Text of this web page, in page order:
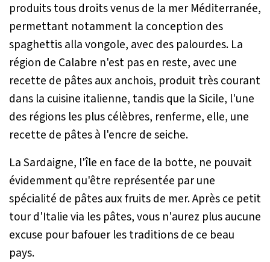
produits tous droits venus de la mer Méditerranée,
permettant notamment la conception des
spaghettis alla vongole, avec des palourdes. La
région de Calabre n'est pas en reste, avec une
recette de pâtes aux anchois, produit très courant
dans la cuisine italienne, tandis que la Sicile, l'une
des régions les plus célèbres, renferme, elle, une
recette de pâtes à l'encre de seiche.
La Sardaigne, l'île en face de la botte, ne pouvait
évidemment qu'être représentée par une
spécialité de pâtes aux fruits de mer. Après ce petit
tour d'Italie via les pâtes, vous n'aurez plus aucune
excuse pour bafouer les traditions de ce beau
pays.